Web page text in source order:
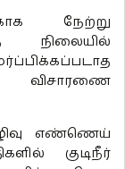
நேற்று
நிலையில்
எண்ணெய்
குடிநீர்